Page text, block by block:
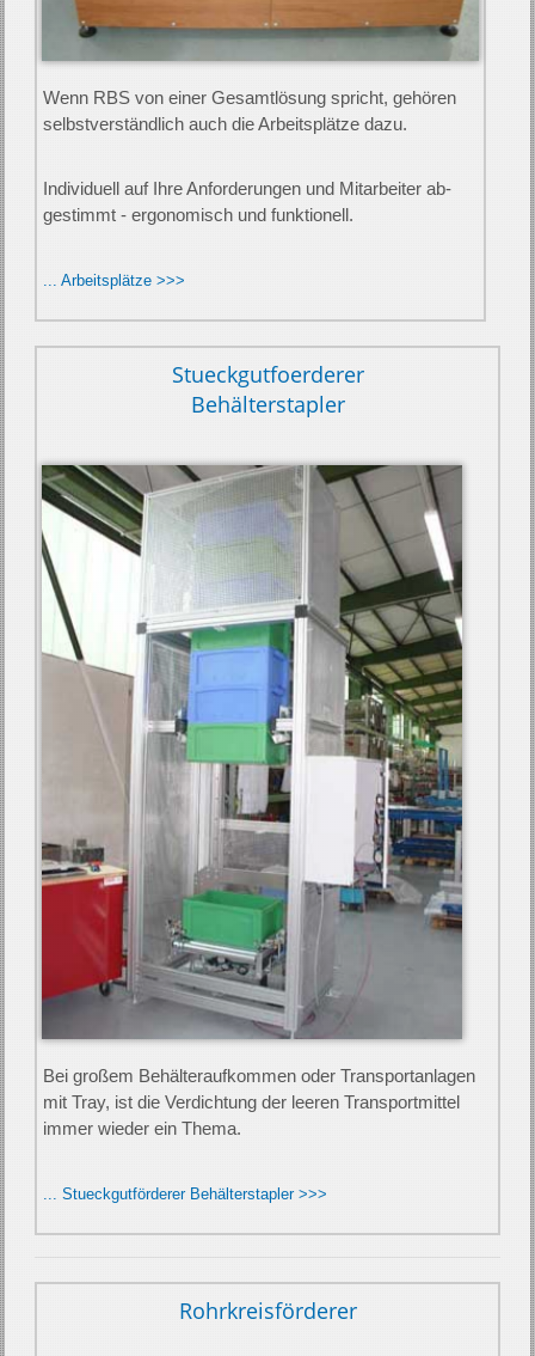
Wenn RBS von einer Ge­samt­lös­ung spricht, ge­hören
selbst­ver­ständ­lich auch die Arbeit­splätze dazu.
In­di­vi­duell auf Ihre An­forder­ungen und Mit­arbeiter ab­
gestimmt - ergon­omisch und funk­tionell.
... Arbeitsplätze >>>
Stueckgutfoerderer
Behälterstapler
Bei großem Be­hälter­auf­kommen oder Transport­anlagen
mit Tray, ist die Ver­dicht­ung der leeren Transport­mittel
immer wieder ein Thema.
... Stueckgutförderer Behälterstapler >>>
Rohrkreisförderer